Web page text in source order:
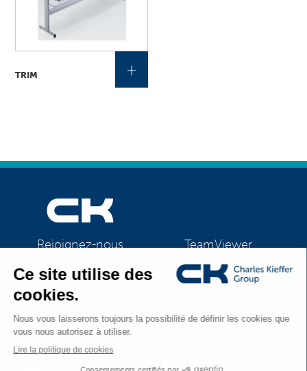
TRIM +
Rejoignez-nous TeamViewer
CK Support Mac / PC
©2026 CK Group
Tous droits réservés|Mentions légales
Politique de cookies|Gestion des cookies